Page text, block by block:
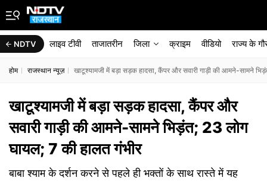
NDTV लाइव टीवी ताजातरीन जिला क्राइम वीडियो राज्‍य के
होम राजस्थान न्यूज़ खाटूश्यामजी में बड़ा सड़क हादसा, कैंपर और सवारी गाड़ी की आमने-सामने
खाटूश्यामजी में बड़ा सड़क हादसा, कैंपर और
सवारी गाड़ी की आमने-सामने भिड़ंत; 23 लोग
घायल; 7 की हालत गंभीर
बाबा श्याम के दर्शन करने से पहले ही भक्तों के साथ रास्ते में यह